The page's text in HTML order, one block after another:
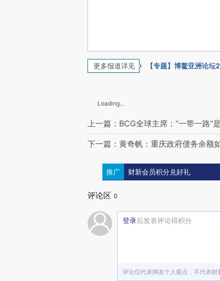
更多报道详见 【专题】博鳌亚洲论
Loading...
上一篇：BCG全球主席：“一带一路”
下一篇：黄奇帆：重庆政府债务余额
推广 财新会员积分兑好礼
评论区 0
登录后发表评论得积分
评论仅代表网友个人观点，不代表财